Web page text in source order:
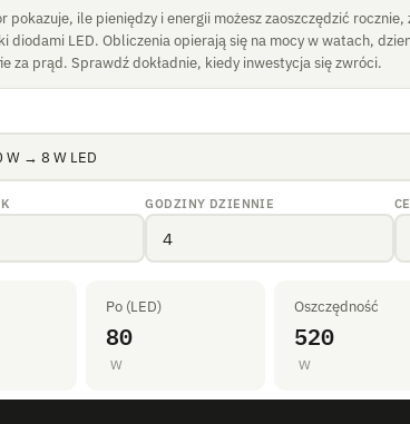
pokazuje, ile pieniędzy i energii możesz zaoszczędzić
diodami LED. Obliczenia opierają się na mocy w watach,
za prąd. Sprawdź dokładnie, kiedy inwestycja się zwróci.
GODZINY DZIENNIE
Po (LED)
80
W
Oszczędność
520
W